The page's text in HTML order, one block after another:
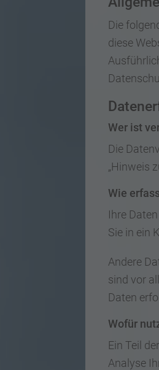
Die
diese
Wer ist
Die
„Hinweis
Wie
Ihre
Sie in ein
Andere
sind vor
Daten
Wofür
Ein Teil
Analyse